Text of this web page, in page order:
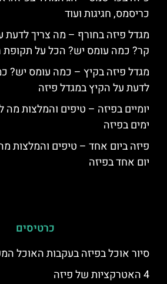
כריסמס, חגיגות ועוד
מגדל פיזה בחורף – מה צריך לדעת
קר? כמה עומס יש? הכל על תקופת
מגדל פיזה בקיץ – כמה עומס יש?
לדעת על הקיץ במגדל פיזה
ימים בפיזה
פיזה ביום אחד – טיפים והמלצות
יום אחד בפיזה
כרטיסים
סיור אוכל בפיזה בעקבות האוכל
4 האטרקציות של פיזה